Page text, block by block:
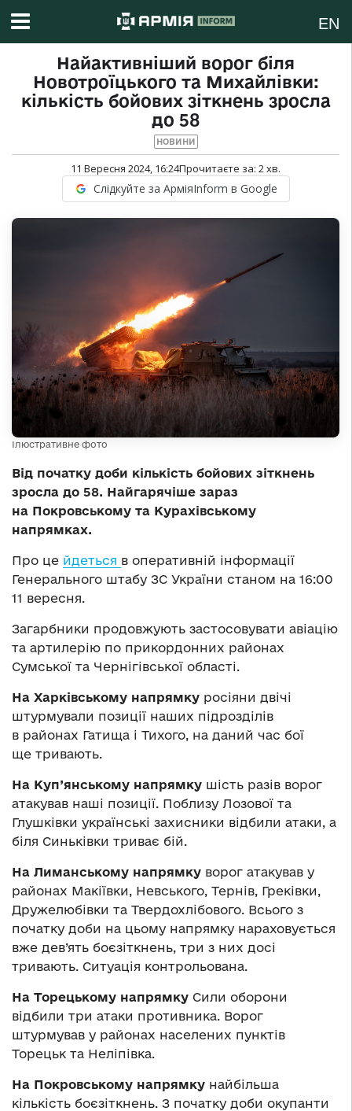
EN
Найактивніший ворог біля
Новотроїцького та Михайлівки:
кількість бойових зіткнень зросла
до 58
НОВИНИ
11 Вересня 2024, 16:24Прочитаєте за: 2хв.
Слідкуйте за АрміяInform в Google
Ілюстративне фото
Від початку доби кількість бойових зіткнень
зросла до 58. Найгарячіше зараз
на Покровському та Курахівському
напрямках.
Про це йдеться в оперативній інформації
Генерального штабу ЗС України станом на 16:00
11 вересня.
Загарбники продовжують застосовувати авіацію
та артилерію по прикордонних районах
Сумської та Чернігівської області.
На Харківському напрямку росіяни двічі
штурмували позиції наших підрозділів
в районах Гатища і Тихого, на даний час бої
ще тривають.
На Куп’янському напрямку шість разів ворог
атакував наші позиції. Поблизу Лозової та
Глушківки українські захисники відбили атаки, а
біля Синьківки триває бій.
На Лиманському напрямку ворог атакував у
районах Макіївки, Невського, Тернів, Греківки,
Дружелюбівки та Твердохлібового. Всього з
початку доби на цьому напрямку нараховується
вже дев’ять боєзіткнень, три з них досі
тривають. Ситуація контрольована.
На Торецькому напрямку Сили оборони
відбили три атаки противника. Ворог
штурмував у районах населених пунктів
Торецьк та Неліпівка.
На Покровському напрямку найбільша
кількість боєзіткнень. З початку доби окупанти